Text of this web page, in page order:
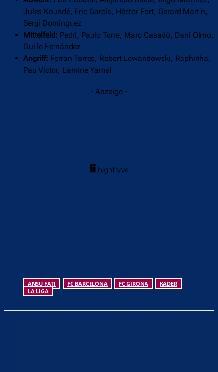
Jules Koundé, Eric García, Héctor Fort, Gerard Martín,
Sergi Domínguez
Mittelfeld: Pedri, Pablo Torre, Marc Casadó, Dani Olmo,
Guille Fernández
Angriff: Ferran Torres, Robert Lewandowski, Raphinha,
Pau Víctor, Lamine Yamal
- Anzeige -
ANSU FATI FC BARCELONA FC GIRONA
KADER
LA LIGA